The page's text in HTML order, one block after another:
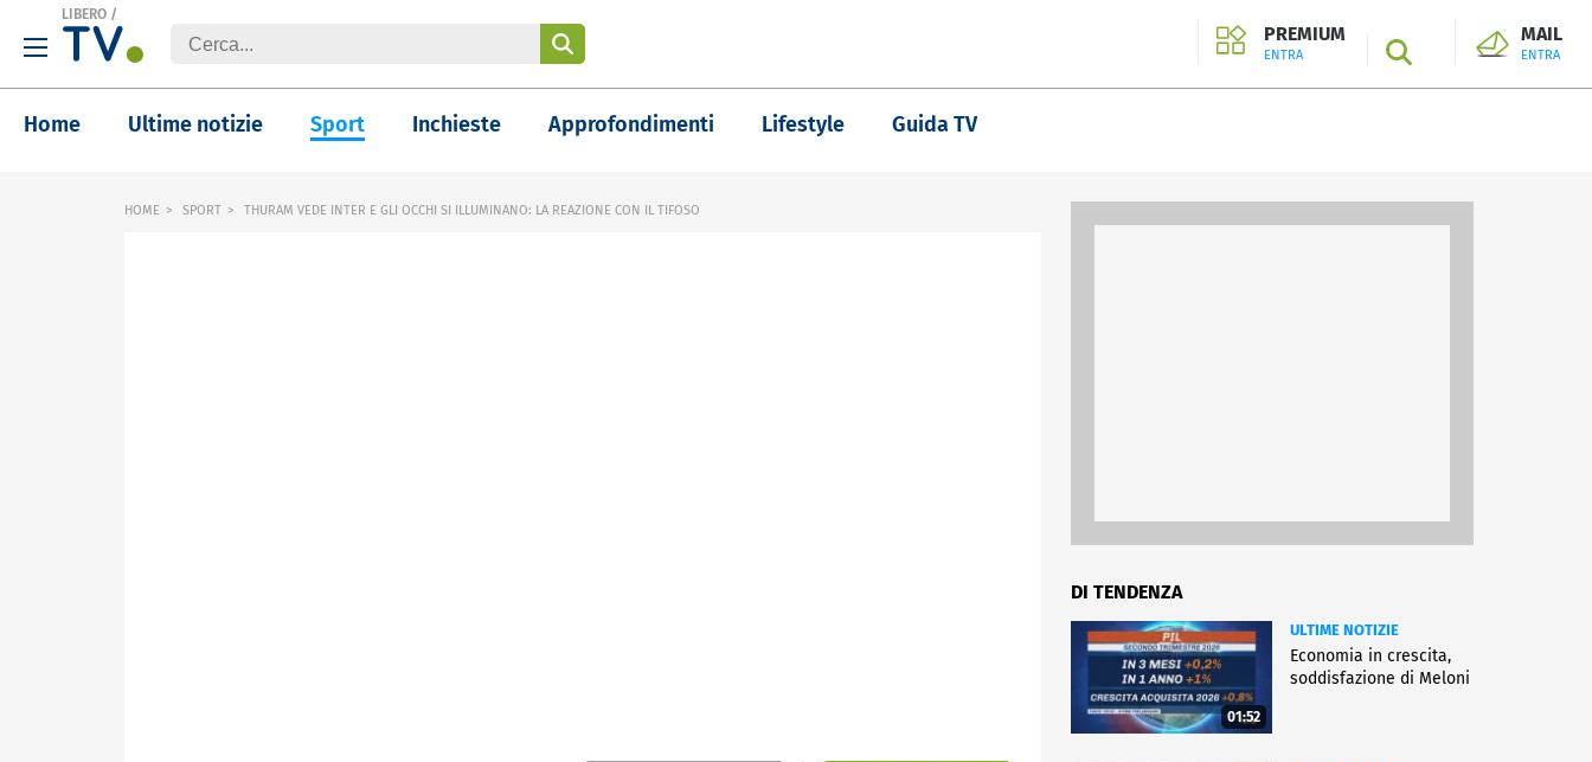
LIBERO /
PREMIUM
ENTRA SEARCH
MAIL
ENTRA
Home Ultime notizie Sport Inchieste Approfondimenti Lifestyle Guida TV
HOME SPORT THURAM VEDE INTER E GLI OCCHI SI ILLUMINANO: LA REAZIONE CON IL TIFOSO
DI TENDENZA
01:52
ULTIME NOTIZIE
Economia in crescita,
soddisfazione di Meloni